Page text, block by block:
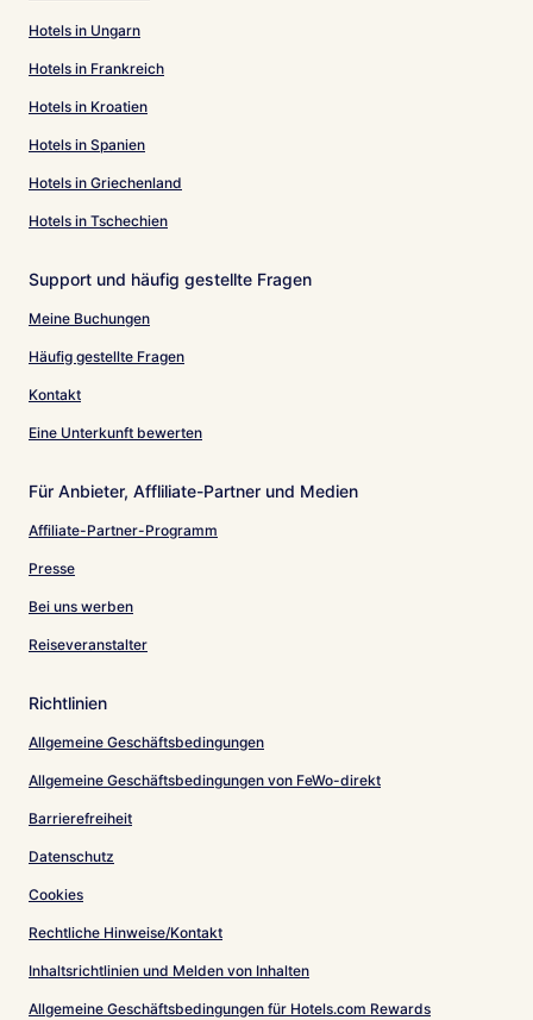
Hotels in Ungarn
Hotels in Frankreich
Hotels in Kroatien
Hotels in Spanien
Hotels in Griechenland
Hotels in Tschechien
Support und häufig gestellte Fragen
Meine Buchungen
Häufig gestellte Fragen
Kontakt
Eine Unterkunft bewerten
Für Anbieter, Affliliate-Partner und Medien
Affiliate-Partner-Programm
Presse
Bei uns werben
Reiseveranstalter
Richtlinien
Allgemeine Geschäftsbedingungen
Allgemeine Geschäftsbedingungen von FeWo-direkt
Barrierefreiheit
Datenschutz
Cookies
Rechtliche Hinweise/Kontakt
Inhaltsrichtlinien und Melden von Inhalten
Allgemeine Geschäftsbedingungen für Hotels.com Rewards